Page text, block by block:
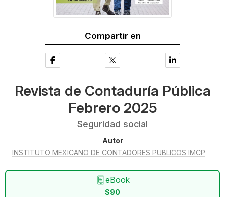
Compartir en
Revista de Contaduría Pública
Febrero 2025
Seguridad social
Autor
INSTITUTO MEXICANO DE CONTADORES PUBLICOS IMCP
eBook
$90